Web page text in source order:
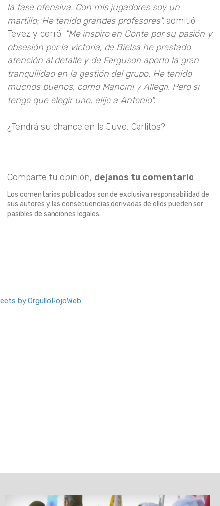
la fase ofensiva. Con mis jugadores soy un
martillo; He tenido grandes profesores", admitió
Tevez y cerró: "Me inspiro en Conte por su pasión y
obsesión por la victoria, de Bielsa he prestado
atención al detalle y de Ferguson aporto la gran
tranquilidad en la gestión del grupo. He tenido
muchos buenos, como Mancini y Allegri. Pero si
tengo que elegir uno, elijo a Antonio".
¿Tendrá su chance en la Juve, Carlitos?
Comparte tu opinión, dejanos tu comentario
Los comentarios publicados son de exclusiva responsabilidad de
sus autores y las consecuencias derivadas de ellos pueden ser
pasibles de sanciones legales.
by OrgulloRojoWeb